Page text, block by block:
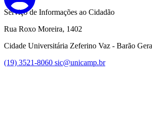
Serviço de Informações ao Cidadão
Rua Roxo Moreira, 1402
Cidade Universitária Zeferino Vaz - Barão
(19) 3521-8060 sic@unicamp.br